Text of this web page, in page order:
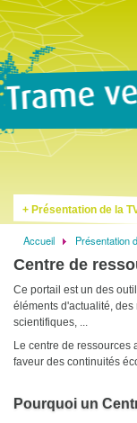
Présentation de la
Fil
d'Ariane
Accueil Présentation
Centre de
Ce portail est un des
éléments d'actualité,
scientifiques, ...
Le centre de
faveur des continuités
Pourquoi un